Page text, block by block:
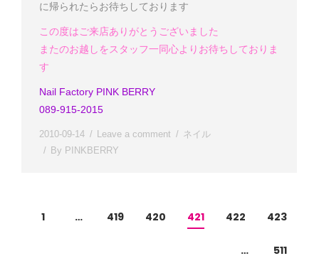
に帰られたらお待ちしております
この度はご来店ありがとうございました
またのお越しをスタッフ一同心よりお待ちしておりま
す
Nail Factory PINK BERRY
089-915-2015
2010-09-14 Leave a comment
ネイル
By PINKBERRY
1 … 419 420 421 422 423
… 511